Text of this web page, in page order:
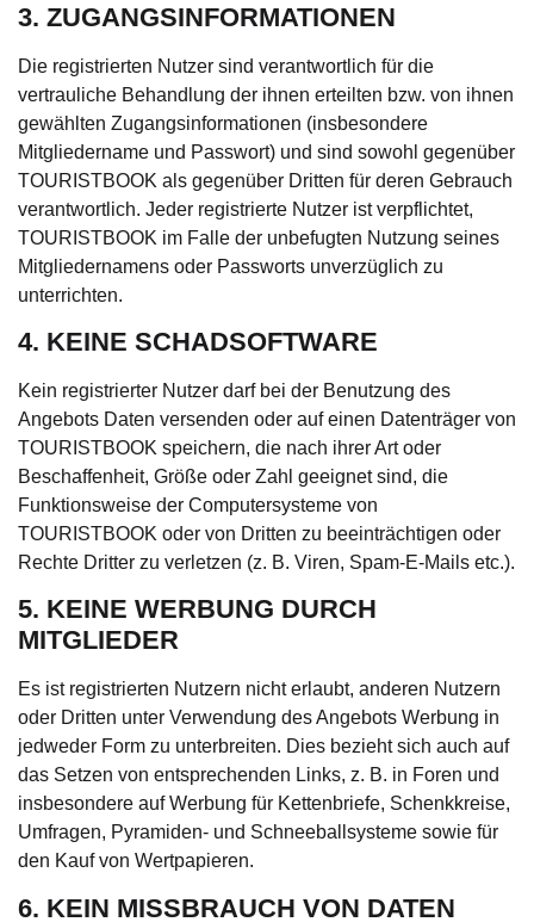
3. ZUGANGSINFORMATIONEN
Die registrierten Nutzer sind verantwortlich für die
vertrauliche Behandlung der ihnen erteilten bzw. von ihnen
gewählten Zugangsinformationen (insbesondere
Mitgliedername und Passwort) und sind sowohl gegenüber
TOURISTBOOK als gegenüber Dritten für deren Gebrauch
verantwortlich. Jeder registrierte Nutzer ist verpflichtet,
TOURISTBOOK im Falle der unbefugten Nutzung seines
Mitgliedernamens oder Passworts unverzüglich zu
unterrichten.
4. KEINE SCHADSOFTWARE
Kein registrierter Nutzer darf bei der Benutzung des
Angebots Daten versenden oder auf einen Datenträger von
TOURISTBOOK speichern, die nach ihrer Art oder
Beschaffenheit, Größe oder Zahl geeignet sind, die
Funktionsweise der Computersysteme von
TOURISTBOOK oder von Dritten zu beeinträchtigen oder
Rechte Dritter zu verletzen (z. B. Viren, Spam-E-Mails etc.).
5. KEINE WERBUNG DURCH
MITGLIEDER
Es ist registrierten Nutzern nicht erlaubt, anderen Nutzern
oder Dritten unter Verwendung des Angebots Werbung in
jedweder Form zu unterbreiten. Dies bezieht sich auch auf
das Setzen von entsprechenden Links, z. B. in Foren und
insbesondere auf Werbung für Kettenbriefe, Schenkkreise,
Umfragen, Pyramiden- und Schneeballsysteme sowie für
den Kauf von Wertpapieren.
6. KEIN MISSBRAUCH VON DATEN